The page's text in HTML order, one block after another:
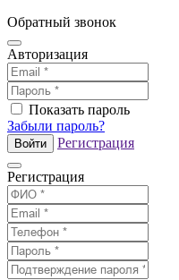
Обратный звонок
Авторизация
Показать пароль
Забыли пароль?
Войти Регистрация
Регистрация